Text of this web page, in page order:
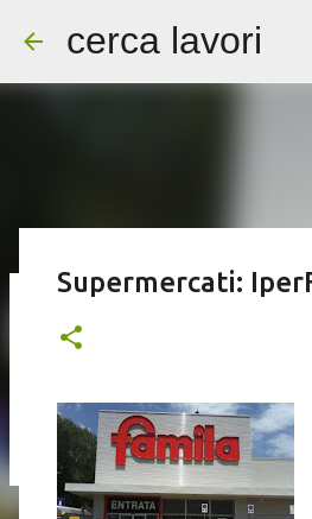
cerca lavori
Addetti/e alle
Supermercati: